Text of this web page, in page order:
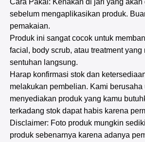
sebelum mengaplikasikan produk.
pemakaian.
Produk ini sangat cocok untuk
facial, body scrub, atau treatment yang
sentuhan langsung.
Harap konfirmasi stok dan
melakukan pembelian. Kami berusaha
menyediakan produk yang kamu
terkadang stok dapat habis karena
Disclaimer: Foto produk mungkin
produk sebenarnya karena adanya